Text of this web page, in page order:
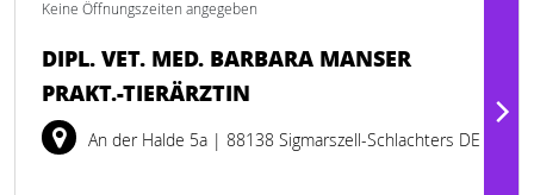
Keine Öffnungszeiten angegeben
DIPL. VET. MED. BARBARA MANSER
PRAKT.-TIERÄRZTIN
An der Halde 5a | 88138 Sigmarszell-Schlachters DE